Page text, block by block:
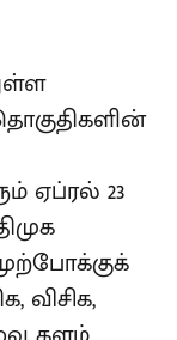
ஏப்ரல் 23
விசிக,